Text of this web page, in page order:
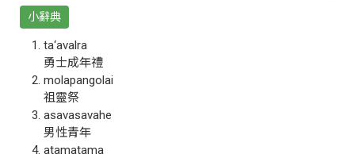
小辭典
ta‘avalra
勇士成年禮
molapangolai
祖靈祭
asavasavahe
男性青年
atamatama